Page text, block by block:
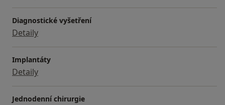
Diagnostické vyšetření
Detaily
Implantáty
Detaily
Jednodenní chirurgie